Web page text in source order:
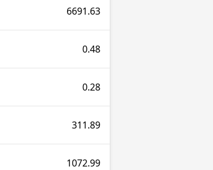
6691.63
0.48
0.28
311.89
1072.99